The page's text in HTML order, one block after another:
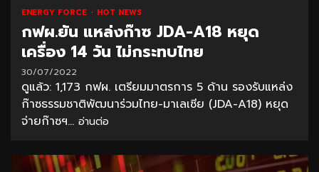
ENERGY FORCE HOT NEWS
กฟผ.ยัน แหล่งก๊าซ JDA-A18 หยุด
เครื่อง 14 วัน ไม่กระทบไทย
30/07/2022
ดูแล้ว: 1,173 กฟผ. เตรียมมาตรการ 5 ด้าน รองรับแหล่ง
ก๊าซธรรมชาติพัฒนาร่วมไทย-มาเลเซีย (JDA-A18) หยุด
จ่ายก๊าซฯ... อ่านต่อ